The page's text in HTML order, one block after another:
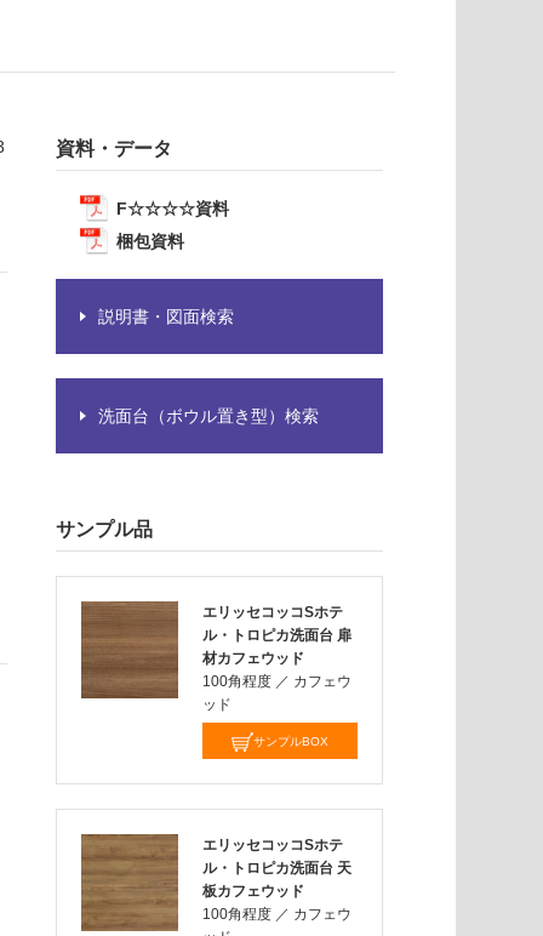
資料・データ
F☆☆☆☆資料
梱包資料
説明書・図面検索
洗面台（ボウル置き型）検索
サンプル品
エリッセコッコSホテ
ル・トロピカ洗面台 扉
材カフェウッド
100角程度 ／ カフェウ
ッド
サンプルBOX
エリッセコッコSホテ
ル・トロピカ洗面台 天
板カフェウッド
100角程度 ／ カフェウ